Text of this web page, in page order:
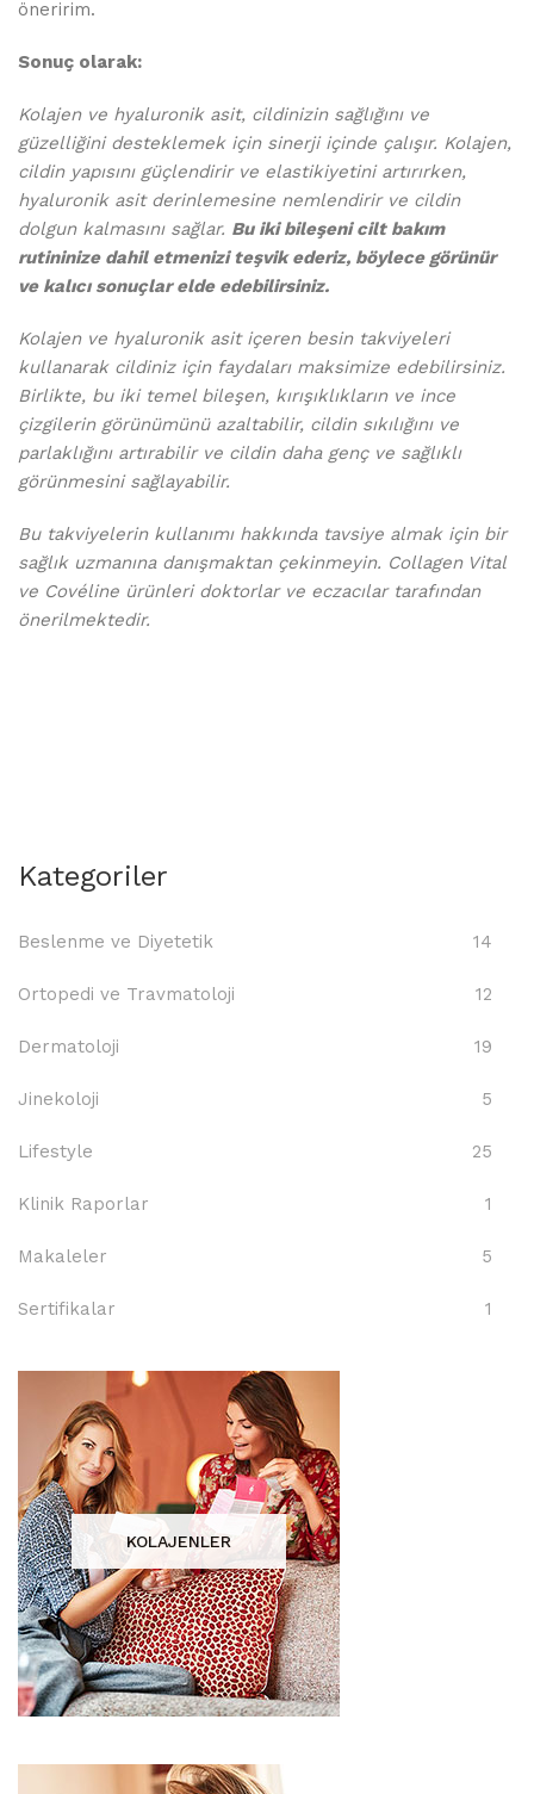
Kategoriler
Beslenme ve Diyetetik 14
Ortopedi ve Travmatoloji 12
Dermatoloji 19
Jinekoloji 5
Lifestyle 25
Klinik Raporlar 1
Makaleler 5
Sertifikalar 1
KOLAJENLER
öneririm.
Sonuç olarak:
Kolajen ve hyaluronik asit, cildinizin sağlığını ve
güzelliğini desteklemek için sinerji içinde çalışır. Kolajen,
cildin yapısını güçlendirir ve elastikiyetini artırırken,
hyaluronik asit derinlemesine nemlendirir ve cildin
dolgun kalmasını sağlar. Bu iki bileşeni cilt bakım
rutininize dahil etmenizi teşvik ederiz, böylece görünür
ve kalıcı sonuçlar elde edebilirsiniz.
Kolajen ve hyaluronik asit içeren besin takviyeleri
kullanarak cildiniz için faydaları maksimize edebilirsiniz.
Birlikte, bu iki temel bileşen, kırışıklıkların ve ince
çizgilerin görünümünü azaltabilir, cildin sıkılığını ve
parlaklığını artırabilir ve cildin daha genç ve sağlıklı
görünmesini sağlayabilir.
Bu takviyelerin kullanımı hakkında tavsiye almak için bir
sağlık uzmanına danışmaktan çekinmeyin. Collagen Vital
ve Covéline ürünleri doktorlar ve eczacılar tarafından
önerilmektedir.